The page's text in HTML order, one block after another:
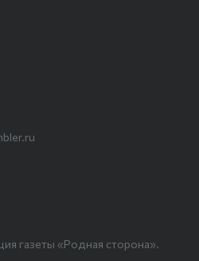
газеты «Родная сторона».